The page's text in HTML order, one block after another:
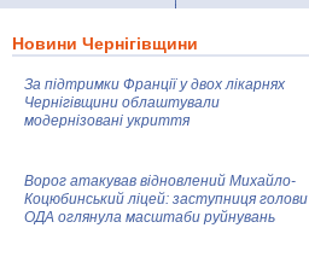
Новини Чернігівщини
За підтримки Франції у двох лікарнях
Чернігівщини облаштували
модернізовані укриття
Ворог атакував відновлений Михайло-
Коцюбинський ліцей: заступниця голови
ОДА оглянула масштаби руйнувань